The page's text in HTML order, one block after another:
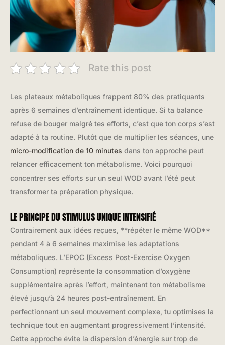
Rate this post
Les plateaux métaboliques frappent 80% des pratiquants
après 6 semaines d’entraînement identique. Si ta balance
refuse de bouger malgré tes efforts, c’est que ton corps s’est
adapté à ta routine. Plutôt que de multiplier les séances, une
micro-modification de 10 minutes dans ton approche peut
relancer efficacement ton métabolisme. Voici pourquoi
concentrer ses efforts sur un seul WOD avant l’été peut
transformer ta préparation physique.
LE PRINCIPE DU STIMULUS UNIQUE INTENSIFIÉ
Contrairement aux idées reçues, **répéter le même WOD**
pendant 4 à 6 semaines maximise les adaptations
métaboliques. L’EPOC (Excess Post-Exercise Oxygen
Consumption) représente la consommation d’oxygène
supplémentaire après l’effort, maintenant ton métabolisme
élevé jusqu’à 24 heures post-entraînement. En
perfectionnant un seul mouvement complexe, tu optimises la
technique tout en augmentant progressivement l’intensité.
Cette approche évite la dispersion d’énergie sur trop de